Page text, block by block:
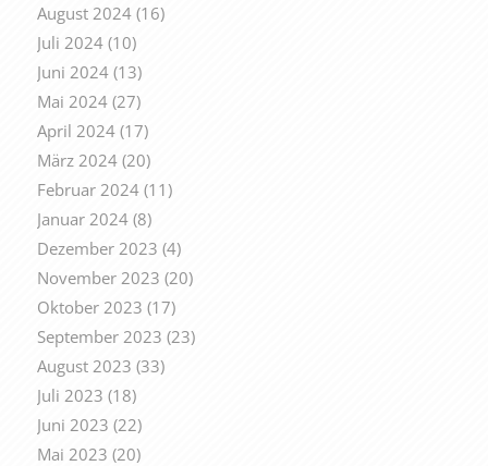
August 2024(16)
Juli 2024(10)
Juni 2024(13)
Mai 2024(27)
April 2024(17)
März 2024(20)
Februar 2024(11)
Januar 2024(8)
Dezember 2023 (4)
November 2023 (20)
Oktober 2023 (17)
September 2023 (23)
August 2023 (33)
Juli 2023 (18)
Juni 2023 (22)
Mai 2023 (20)